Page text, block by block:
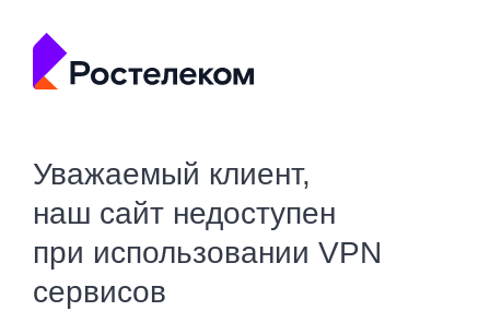
Уважаемый клиент,
наш сайт недоступен
при использовании VPN
сервисов